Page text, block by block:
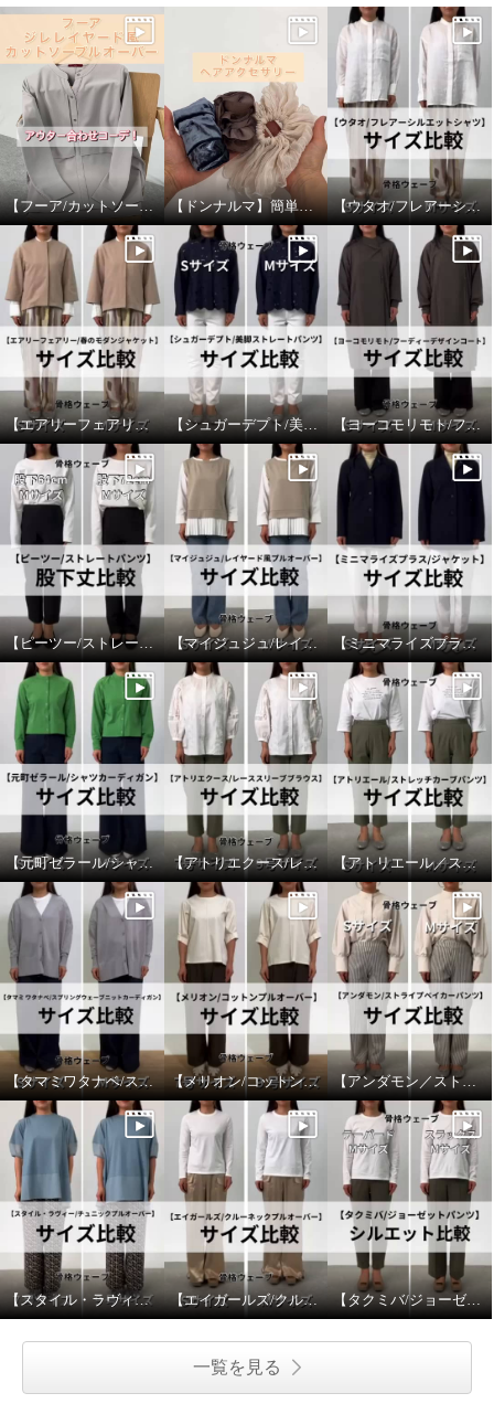
エイガールズ ＬＯＴＵＳシリー
ズ スビン綿混ハイゲージ天竺 ク
ルーネックプルオーバー
ピュアホワイト Ｍ
ＴＡＫＵＭＩＢＡ 吸水速乾・形
態安定 洗えるジョーゼットニッ
ト イージーワイドスラックス
カーキ Ｍ
¥0
【フーア/カットソープルオーバー】アウター合わせ！ 【ドンナルマ】簡単ヘアアレンジ！ 【ウタオ/フレアーシルエットシャツ】サイズ比較
【エアリーフェアリー/春のモダンジャケット】サイズ比較 【シュガーデプト/美脚ストレートパンツ】サイズ比較 【ヨーコモリモト/フーディーデザインコート】サイズ比較
【ピーツー/ストレートパンツ】股下丈比較 【マイジュジュ/レイヤード風プルオーバー】サイズ比較 【ミニマライズプラス/ジャケット】サイズ比較
【元町ゼラール/シャツカーディガン】サイズ比較 【アトリエクース/レーススリーブブラウス】サイズ比較 【アトリエール／ストレッチカーブパンツ】サイズ比較
【タマミワタナベ/スプリングウェーブニットカーディガン】サイズ比較 【メリオン/コットンプルオーバー】サイズ比較 【アンダモン／ストライプベイカーパンツ】サイズ比較
【スタイル・ラヴィー/チュニックプルオーバー】サイズ比較 【エイガールズ/クルーネックプルオーバー】サイズ比較 【タクミバ/ジョーゼットパンツ】シルエット比較
一覧を見る